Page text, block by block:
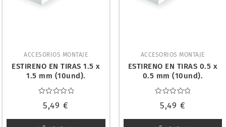
ACCESORIOS MONTAJE
ESTIRENO EN TIRAS 1.5 x
1.5 mm (10und).
EVERGREEN 153
con
de
5,49€
ACCESORIOS MONTAJE
ESTIRENO EN TIRAS 0.5 x
0.5 mm (10und).
EVERGREEN 120
con
de
5,49 €